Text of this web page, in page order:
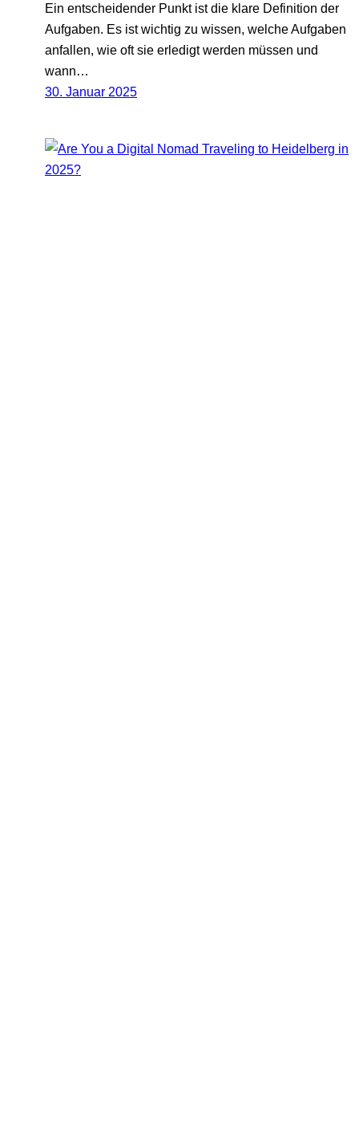
Ein entscheidender Punkt ist die klare Definition der
Aufgaben. Es ist wichtig zu wissen, welche Aufgaben
anfallen, wie oft sie erledigt werden müssen und
wann…
30. Januar 2025